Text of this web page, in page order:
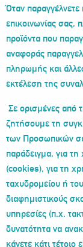
Όταν παραγγέλνετε
επικοινωνίας σας,
προϊόντα που
αναφοράς
πληρωμής και
εκτέλεση της
Σε ορισμένες από
ζητήσουμε τη
των Προσωπικών
παράδειγμα, για
(cookies), για τη
ταχυδρομείου ή
διαφημιστικούς
υπηρεσίες (π.χ.
δυνατότητα να
κάνετε κάτι